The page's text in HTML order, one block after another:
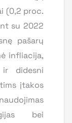
(0,2 proc.
su 2022
pašarų
infliacija,
didesni
įtakos
bei